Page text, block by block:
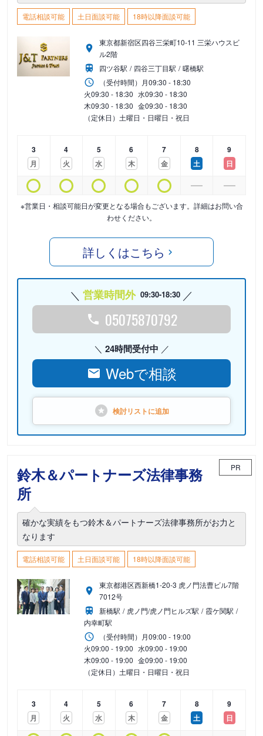
電話相談可能 土日面談可能 18時以降面談可能
東京都新宿区四谷三栄町10-11 三栄ハウスビ
ル2階
四ツ谷駅
四谷三丁目駅
曙橋駅
（受付時間） 月09:30 - 18:30
火09:30 - 18:30 水09:30 - 18:30
木09:30 - 18:30 金09:30 - 18:30
（定休日）土曜日・日曜日・祝日
3
月
4
火
5
水
6
木
7
金
8
土
9
日
※営業日・相談可能日が変更となる場合もございます。詳細はお問い合
わせください。
詳しくはこちら
営業時間外 09:30-18:30
05075870792
24時間受付中
Webで相談
検討リストに追加
鈴木＆パートナーズ法律事務
所
PR
確かな実績をもつ鈴木＆パートナーズ法律事務所がお力と
なります
電話相談可能 土日面談可能 18時以降面談可能
東京都港区西新橋1-20-3 虎ノ門法曹ビル7階
7012号
新橋駅
虎ノ門/虎ノ門ヒルズ駅
霞ケ関駅
内幸町駅
（受付時間） 月09:00 - 19:00
火09:00 - 19:00 水09:00 - 19:00
木09:00 - 19:00 金09:00 - 19:00
（定休日）土曜日・日曜日・祝日
3
月
4
火
5
水
6
木
7
金
8
土
9
日